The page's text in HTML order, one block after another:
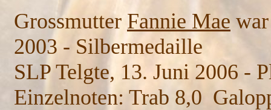
Grossmutter Fannie Mae
2003 - Silbermedaille
SLP Telgte, 13. Juni 2006 -
Einzelnoten: Trab 8,0